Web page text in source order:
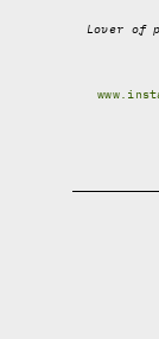
Lover of